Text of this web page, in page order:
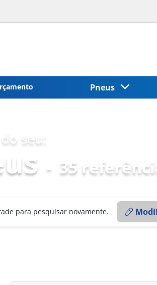
Pneus
seu:
- 35
para pesquisar novamente.